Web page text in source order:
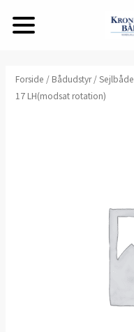
Forside / Bådudstyr/Sejlbåde
17 LH(modsat rotation)